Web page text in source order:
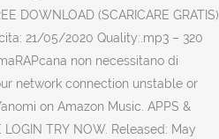
DOWNLOAD (SCARICARE GRATIS)
21/05/2020 Quality:.mp3 – 320
non necessitano di
network connection unstable or
on Amazon Music. APPS &
LOGIN TRY NOW. Released: May